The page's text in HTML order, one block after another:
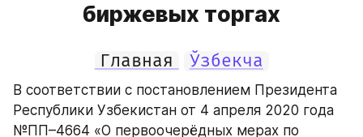
биржевых торгах
Главная Ўзбекча
В соответствии с постановлением Президента
Республики Узбекистан от 4 апреля 2020 года
№ПП–4664 «О первоочерёдных мерах по